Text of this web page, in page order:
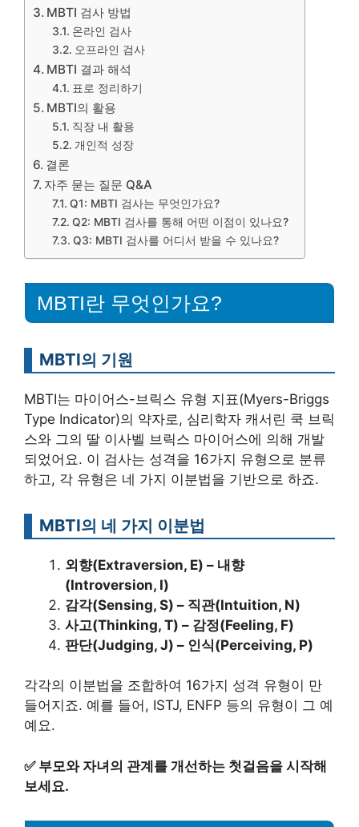
MBTI 검사 방법
온라인 검사
오프라인 검사
MBTI 결과 해석
표로 정리하기
MBTI의 활용
직장 내 활용
개인적 성장
결론
자주 묻는 질문 Q&A
Q1: MBTI 검사는 무엇인가요?
Q2: MBTI 검사를 통해 어떤 이점이 있나요?
Q3: MBTI 검사를 어디서 받을 수 있나요?
MBTI란 무엇인가요?
MBTI의 기원
MBTI는 마이어스-브릭스 유형 지표(Myers-Briggs
Type Indicator)의 약자로, 심리학자 캐서린 쿡 브릭
스와 그의 딸 이사벨 브릭스 마이어스에 의해 개발
되었어요. 이 검사는 성격을 16가지 유형으로 분류
하고, 각 유형은 네 가지 이분법을 기반으로 하죠.
MBTI의 네 가지 이분법
외향(Extraversion, E) – 내향
(Introversion, I)
감각(Sensing, S) – 직관(Intuition, N)
사고(Thinking, T) – 감정(Feeling, F)
판단(Judging, J) – 인식(Perceiving, P)
각각의 이분법을 조합하여 16가지 성격 유형이 만
들어지죠. 예를 들어, ISTJ, ENFP 등의 유형이 그 예
예요.
✅ 부모와 자녀의 관계를 개선하는 첫걸음을 시작해
보세요.